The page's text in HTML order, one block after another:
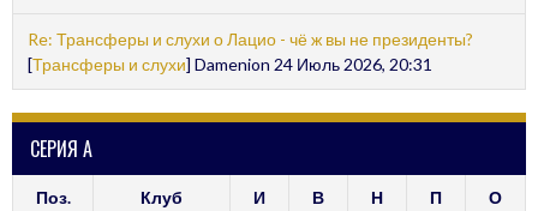
Re: Трансферы и слухи о Лацио - чё ж вы не президенты?
[Трансферы и слухи] Damenion 24 Июль 2026, 20:31
СЕРИЯ А
Поз. Клуб И В Н П О